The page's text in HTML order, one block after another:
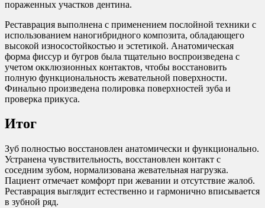
пораженных участков дентина.
Реставрация выполнена с применением послойной техники с
использованием наногибридного композита, обладающего
высокой износостойкостью и эстетикой. Анатомическая
форма фиссур и бугров была тщательно воспроизведена с
учетом окклюзионных контактов, чтобы восстановить
полную функциональность жевательной поверхности.
Финально произведена полировка поверхностей зуба и
проверка прикуса.
Итог
Зуб полностью восстановлен анатомически и функционально.
Устранена чувствительность, восстановлен контакт с
соседним зубом, нормализована жевательная нагрузка.
Пациент отмечает комфорт при жевании и отсутствие жалоб.
Реставрация выглядит естественно и гармонично вписывается
в зубной ряд.